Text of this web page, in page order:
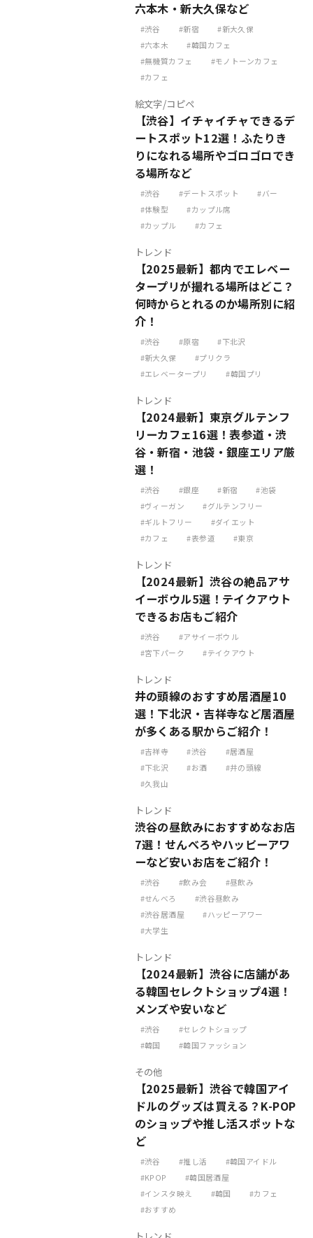
六本木・新大久保など
渋谷 新宿
新大久保
六本木
韓国カフェ
無機質カフェ
モノトーンカフェ
カフェ
絵文字/コピペ
【渋谷】イチャイチャできるデ
ートスポット12選！ふたりき
りになれる場所やゴロゴロでき
る場所など
渋谷 デートスポット
バー
体験型
カップル席
カップル
カフェ
トレンド
【2025最新】都内でエレベー
タープリが撮れる場所はどこ？
何時からとれるのか場所別に紹
介！
渋谷 原宿
下北沢
新大久保
プリクラ
エレベータープリ
韓国プリ
トレンド
【2024最新】東京グルテンフ
リーカフェ16選！表参道・渋
谷・新宿・池袋・銀座エリア厳
選！
渋谷 銀座 新宿
池袋
ヴィーガン
グルテンフリー
ギルトフリー
ダイエット
カフェ
表参道 東京
トレンド
【2024最新】渋谷の絶品アサ
イーボウル5選！テイクアウト
できるお店もご紹介
渋谷
アサイーボウル
宮下パーク
テイクアウト
トレンド
井の頭線のおすすめ居酒屋10
選！下北沢・吉祥寺など居酒屋
が多くある駅からご紹介！
吉祥寺 渋谷
居酒屋
下北沢
お酒
井の頭線
久我山
トレンド
渋谷の昼飲みにおすすめなお店
7選！せんべろやハッピーアワ
ーなど安いお店をご紹介！
渋谷 飲み会
昼飲み
せんべろ
渋谷昼飲み
渋谷居酒屋
ハッピーアワー
大学生
トレンド
【2024最新】渋谷に店舗があ
る韓国セレクトショップ4選！
メンズや安いなど
渋谷
セレクトショップ
韓国
韓国ファッション
その他
【2025最新】渋谷で韓国アイ
ドルのグッズは買える？K-POP
のショップや推し活スポットな
ど
渋谷 推し活
韓国アイドル
KPOP
韓国居酒屋
インスタ映え
韓国
カフェ
おすすめ